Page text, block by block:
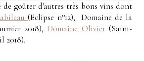
goûter d'autres très bons vins dont
(Eclipse n°12), Domaine de la
2018),Domaine Olivier(Saint-
2018).